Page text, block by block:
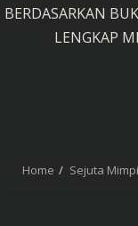
BERDASARKAN
LENGKAP
Home Sejuta Mimpi